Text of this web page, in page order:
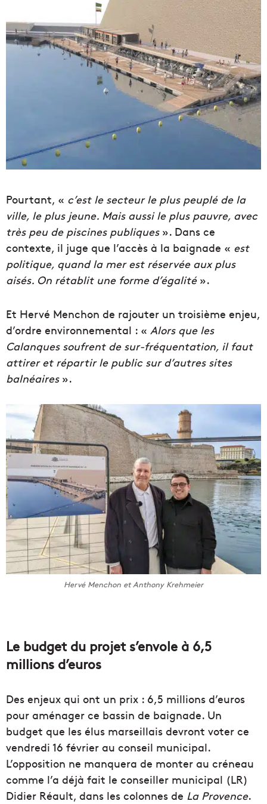
Pourtant, « c’est le secteur le plus peuplé de la
ville, le plus jeune. Mais aussi le plus pauvre, avec
très peu de piscines publiques». Dans ce
contexte, il juge que l’accès à la baignade « est
politique, quand la mer est réservée aux plus
aisés. On rétablit une forme d’égalité ».
Et Hervé Menchon de rajouter un troisième enjeu,
d’ordre environnemental : « Alors que les
Calanques soufrent de sur-fréquentation, il faut
attirer et répartir le public sur d’autres sites
balnéaires».
Hervé Menchon et Anthony Krehmeier
Le budget du projet s’envole à 6,5
millions d’euros
Des enjeux qui ont un prix : 6,5 millions d’euros
pour aménager ce bassin de baignade. Un
budget que les élus marseillais devront voter ce
vendredi 16 février au conseil municipal.
L’opposition ne manquera de monter au créneau
comme l’a déjà fait le conseiller municipal (LR)
Didier Réault, dans les colonnes de La Provence.